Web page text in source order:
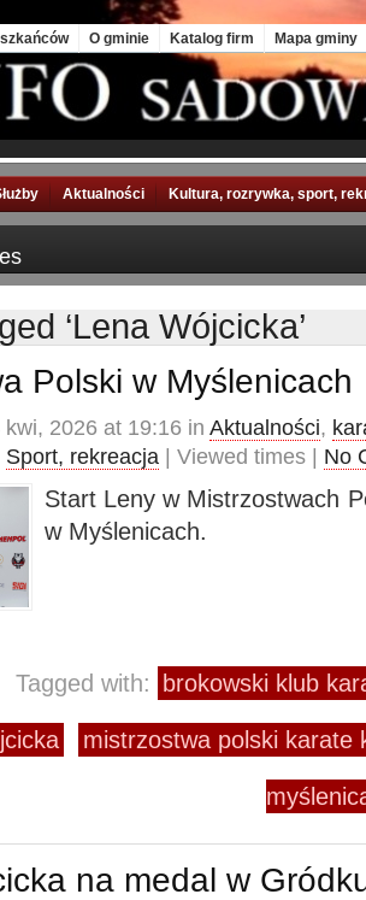
O gminie Katalog firm Mapa gminy
Aktualności Kultura, rozrywka, sport,
‘Lena Wójcicka’
Polski w Myślenicach
2026 at 19:16 in Aktualności,
Sport, rekreacja | Viewed times | No
Start Leny w Mistrzostwach
w Myślenicach.
Tagged with: brokowski klub
mistrzostwa polski karate
na medal w